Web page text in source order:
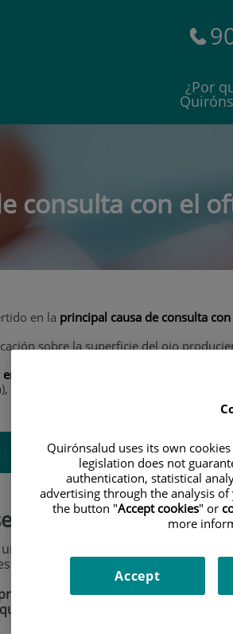
¿Por
consulta con el
en la principal causa de consulta
sobre la superficie del ojo
cirugía ocular de Quirónsalud y a
te ofrecemos una solución adaptada a tí.
falta crónica de lubricación sobre
y problemas visuales.
la suficiente cantidad de
en su composición
Quirónsalud uses its own
legislation does not
authentication, statistical
advertising through the analysis
the button "Accept cookies" or
more
Accept